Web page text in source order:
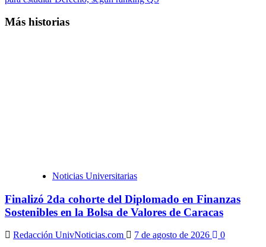
Más historias
Noticias Universitarias
Finalizó 2da cohorte del Diplomado en Finanzas
Sostenibles en la Bolsa de Valores de Caracas
Redacción UnivNoticias.com 7 de agosto de 2026 0